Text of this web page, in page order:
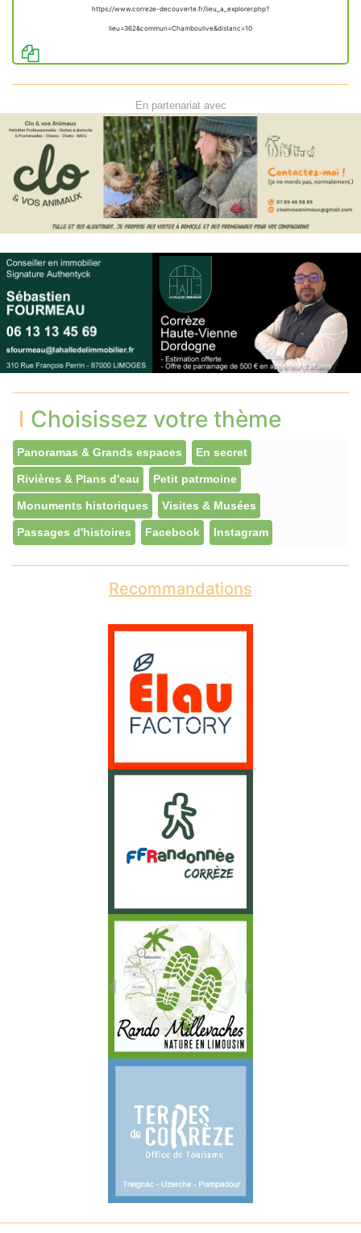
https://www.correze-decouverte.fr/lieu_a_explorer.php?
lieu=362&commun=Chamboulive&distanc=10
En partenariat avec
Choisissez votre thème
Panoramas & Grands espaces En secret
Rivières & Plans d'eau Petit patrmoine
Monuments historiques Visites & Musées
Passages d'histoires Facebook Instagram
Recommandations